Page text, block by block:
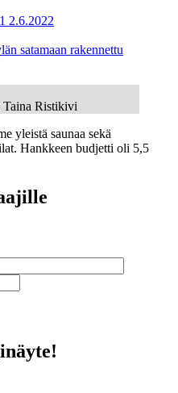
2.6.2022
satamaan rakennettu
Taina Ristikivi
yleistä saunaa sekä
Hankkeen budjetti oli 5,5